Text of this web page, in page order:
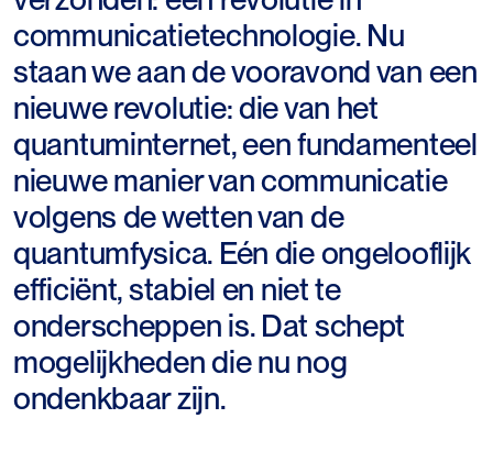
communicatietechnologie. Nu
staan we aan de vooravond van een
nieuwe revolutie: die van het
quantuminternet, een fundamenteel
nieuwe manier van communicatie
volgens de wetten van de
quantumfysica. Eén die ongelooflijk
efficiënt, stabiel en niet te
onderscheppen is. Dat schept
mogelijkheden die nu nog
ondenkbaar zijn.